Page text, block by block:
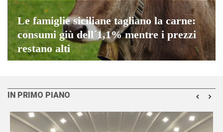
Le famiglie siciliane tagliano la carne:
consumi giù dell´1,1% mentre i prezzi
restano alti
IN PRIMO PIANO